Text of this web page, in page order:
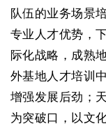
队伍的业务场景
专业人才优势，
际化战略，成熟
外基地人才培训
增强发展后劲；
为突破口，以文